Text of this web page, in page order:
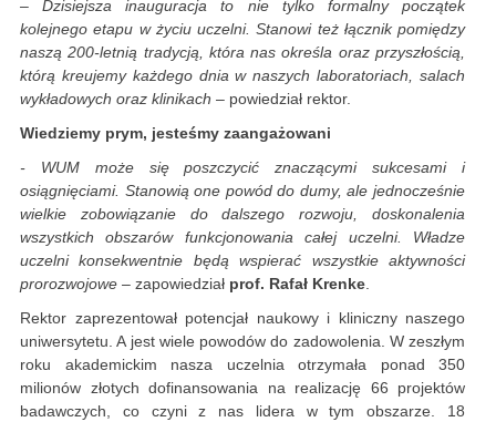
– Dzisiejsza inauguracja to nie tylko formalny początek
kolejnego etapu w życiu uczelni. Stanowi też łącznik pomiędzy
naszą 200-letnią tradycją, która nas określa oraz przyszłością,
którą kreujemy każdego dnia w naszych laboratoriach, salach
wykładowych oraz klinikach – powiedział rektor.
Wiedziemy prym, jesteśmy zaangażowani
- WUM może się poszczycić znaczącymi sukcesami i
osiągnięciami. Stanowią one powód do dumy, ale jednocześnie
wielkie zobowiązanie do dalszego rozwoju, doskonalenia
wszystkich obszarów funkcjonowania całej uczelni. Władze
uczelni konsekwentnie będą wspierać wszystkie aktywności
prorozwojowe – zapowiedział prof. Rafał Krenke
Rektor zaprezentował potencjał naukowy i kliniczny naszego
uniwersytetu. A jest wiele powodów do zadowolenia. W zeszłym
roku akademickim nasza uczelnia otrzymała ponad 350
milionów złotych dofinansowania na realizację 66 projektów
badawczych, co czyni z nas lidera w tym obszarze. 18